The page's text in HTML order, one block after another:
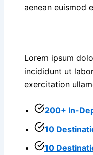
aenean euismod
Lorem ipsum
incididunt ut
exercitation
200+ In-
10
10